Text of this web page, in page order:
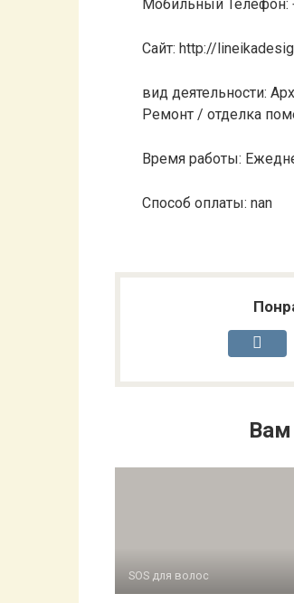
Мобильный Телефон:
Сайт: http://
вид деятельности:
Ремонт / отделка
Время работы:
Способ оплаты: nan
SOS для волос